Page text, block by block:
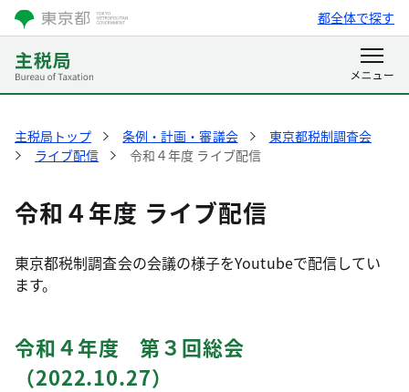
都全体で探す
主税局トップ 条例・計画・審議会
東京都税制調査会
ライブ配信
令和４年度 ライブ配信
令和４年度 ライブ配信
東京都税制調査会の会議の様子をYoutubeで配信してい
ます。
令和４年度 第３回総会
（2022.10.27）